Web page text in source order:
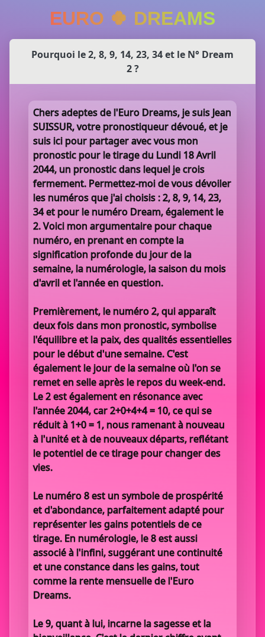
EURO 🍀 DREAMS
Pourquoi le 2, 8, 9, 14, 23, 34 et le N° Dream
2 ?
Chers adeptes de l'Euro Dreams, je suis Jean
SUISSUR, votre pronostiqueur dévoué, et je
suis ici pour partager avec vous mon
pronostic pour le tirage du Lundi 18 Avril
2044, un pronostic dans lequel je crois
fermement. Permettez-moi de vous dévoiler
les numéros que j'ai choisis : 2, 8, 9, 14, 23,
34 et pour le numéro Dream, également le
2. Voici mon argumentaire pour chaque
numéro, en prenant en compte la
signification profonde du jour de la
semaine, la numérologie, la saison du mois
d'avril et l'année en question.
Premièrement, le numéro 2, qui apparaît
deux fois dans mon pronostic, symbolise
l'équilibre et la paix, des qualités essentielles
pour le début d'une semaine. C'est
également le jour de la semaine où l'on se
remet en selle après le repos du week-end.
Le 2 est également en résonance avec
l'année 2044, car 2+0+4+4 = 10, ce qui se
réduit à 1+0 = 1, nous ramenant à nouveau
à l'unité et à de nouveaux départs, reflétant
le potentiel de ce tirage pour changer des
vies.
Le numéro 8 est un symbole de prospérité
et d'abondance, parfaitement adapté pour
représenter les gains potentiels de ce
tirage. En numérologie, le 8 est aussi
associé à l'infini, suggérant une continuité
et une constance dans les gains, tout
comme la rente mensuelle de l'Euro
Dreams.
Le 9, quant à lui, incarne la sagesse et la